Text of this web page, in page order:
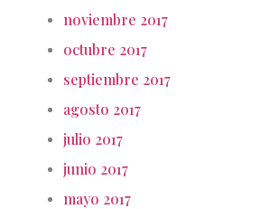
noviembre 2017
octubre 2017
septiembre 2017
agosto 2017
julio 2017
junio 2017
mayo 2017